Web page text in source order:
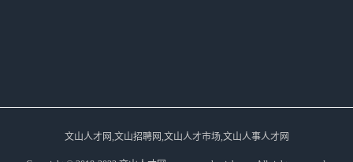
文山人才网,文山招聘网,文山人才市场,文山人事人才网